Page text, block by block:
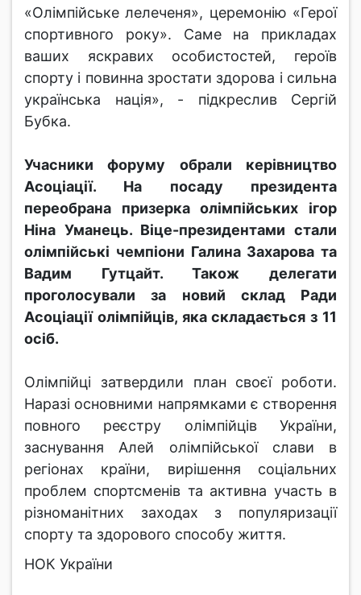
«Олімпійське лелеченя», церемонію «Герої
спортивного року». Саме на прикладах
ваших яскравих особистостей, героїв
спорту і повинна зростати здорова і сильна
українська нація», - підкреслив Сергій
Бубка.
Учасники форуму обрали керівництво
Асоціації. На посаду президента
переобрана призерка олімпійських ігор
Ніна Уманець. Віце-президентами стали
олімпійські чемпіони Галина Захарова та
Вадим Гутцайт. Також делегати
проголосували за новий склад Ради
Асоціації олімпійців, яка складається з 11
осіб.
Олімпійці затвердили план своєї роботи.
Наразі основними напрямками є створення
повного реєстру олімпійців України,
заснування Алей олімпійської слави в
регіонах країни, вирішення соціальних
проблем спортсменів та активна участь в
різноманітних заходах з популяризації
спорту та здорового способу життя.
НОК України